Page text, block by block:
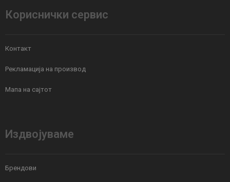
Кориснички сервис
Контакт
Рекламација на производ
Мапа на сајтот
Издвојуваме
Брендови